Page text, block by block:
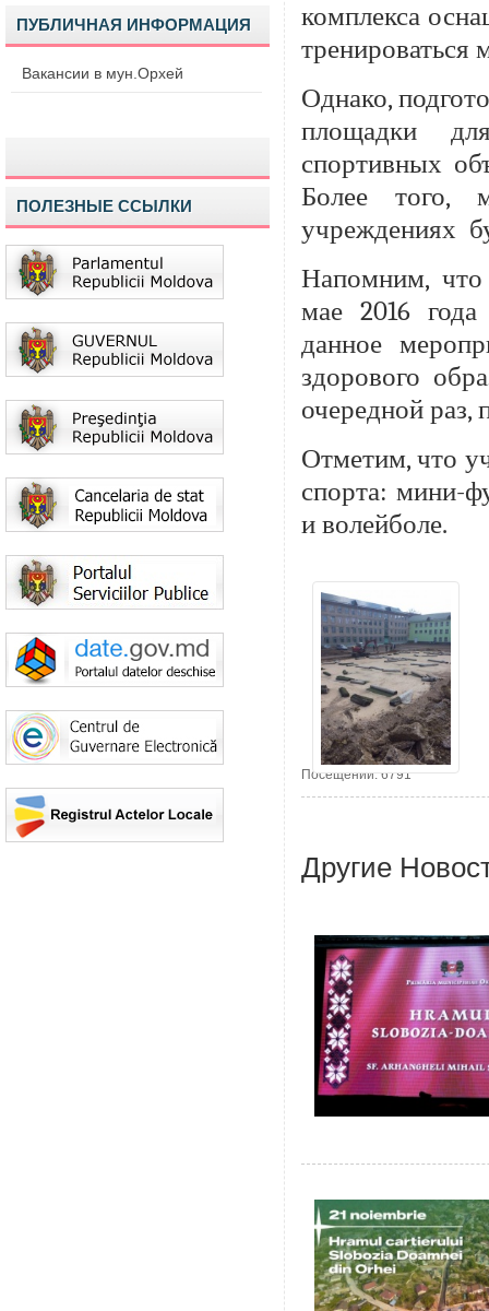
ПУБЛИЧНАЯ ИНФОРМАЦИЯ
Вакансии в мун.Орхей
ПОЛЕЗНЫЕ ССЫЛКИ
комплекса
тренироваться
Однако,
площадки
спортивных
Более того,
учреждениях
Напомним, что
мае 2016
данное
здорового
очередной раз,
Отметим, что
спорта: мини-
и волейболе.
Посещений: 6791
Другие